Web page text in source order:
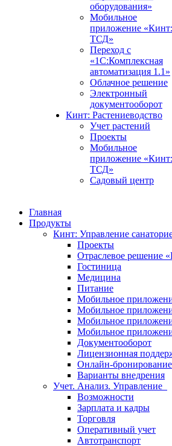
оборудования»
Мобильное
приложение «Кинт:
ТСД»
Переход с
«1С:Комплексная
автоматизация 1.1»
Облачное решение
Электронный
документооборот
Кинт: Растениеводство
Учет растений
Проекты
Мобильное
приложение «Кинт:
ТСД»
Садовый центр
Главная
Продукты
Кинт: Управление
Проекты
Отраслевое решение
Гостиница
Медицина
Питание
Мобильное
Мобильное
Мобильное
Мобильное
Документооборот
Лицензионная
Онлайн-бронирование
Варианты внедрения
Учет. Анализ. Управление
Возможности
Зарплата и кадры
Торговля
Оперативный учет
Автотранспорт